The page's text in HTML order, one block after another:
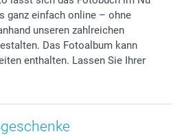
ganz einfach online – ohne
unseren zahlreichen
Das Fotoalbum kann
enthalten. Lassen Sie Ihrer